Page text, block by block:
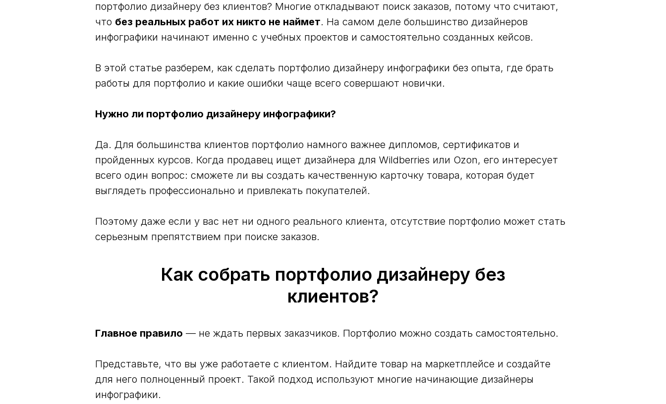
портфолио дизайнеру без клиентов? Многие откладывают поиск заказов, потому что считают,
что без реальных работ их никто не наймет. На самом деле большинство дизайнеров
инфографики начинают именно с учебных проектов и самостоятельно созданных кейсов.
В этой статье разберем, как сделать портфолио дизайнеру инфографики без опыта, где брать
работы для портфолио и какие ошибки чаще всего совершают новички.
Нужно ли портфолио дизайнеру инфографики?
Да. Для большинства клиентов портфолио намного важнее дипломов, сертификатов и
пройденных курсов. Когда продавец ищет дизайнера для Wildberries или Ozon, его интересует
всего один вопрос: сможете ли вы создать качественную карточку товара, которая будет
выглядеть профессионально и привлекать покупателей.
Поэтому даже если у вас нет ни одного реального клиента, отсутствие портфолио может стать
серьезным препятствием при поиске заказов.
Как собрать портфолио дизайнеру без
клиентов?
Главное правило — не ждать первых заказчиков. Портфолио можно создать самостоятельно.
Представьте, что вы уже работаете с клиентом. Найдите товар на маркетплейсе и создайте
для него полноценный проект. Такой подход используют многие начинающие дизайнеры
инфографики.